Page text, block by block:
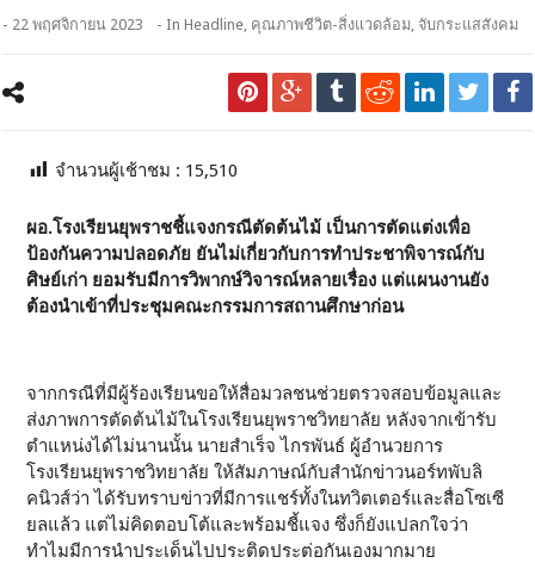
- 22 พฤศจิกายน 2023 - InHeadline, คุณภาพชีวิต-สิ่งแวดล้อม, จับกระแสสังคม
จำนวนผู้เช้าชม : 15,510
ผอ.โรงเรียนยุพราชชี้แจงกรณีตัดต้นไม้ เป็นการตัดแต่งเพื่อ
ป้องกันความปลอดภัย ยันไม่เกี่ยวกับการทำประชาพิจารณ์กับ
ศิษย์เก่า ยอมรับมีการวิพากษ์วิจารณ์หลายเรื่อง แต่แผนงานยัง
ต้องนำเข้าที่ประชุมคณะกรรมการสถานศึกษาก่อน
จากกรณีที่มีผู้ร้องเรียนขอให้สื่อมวลชนช่วยตรวจสอบข้อมูลและ
ส่งภาพการตัดต้นไม้ในโรงเรียนยุพราชวิทยาลัย หลังจากเข้ารับ
ตำแหน่งได้ไม่นานนั้น นายสำเร็จ ไกรพันธ์ ผู้อำนวยการ
โรงเรียนยุพราชวิทยาลัย ให้สัมภาษณ์กับสำนักข่าวนอร์ทพับลิ
คนิวส์ว่า ได้รับทราบข่าวที่มีการแชร์ทั้งในทวิตเตอร์และสื่อโซเซี
ยลแล้ว แต่ไม่คิดตอบโต้และพร้อมชี้แจง ซึ่งก็ยังแปลกใจว่า
ทำไมมีการนำประเด็นไปประติดประต่อกันเองมากมาย